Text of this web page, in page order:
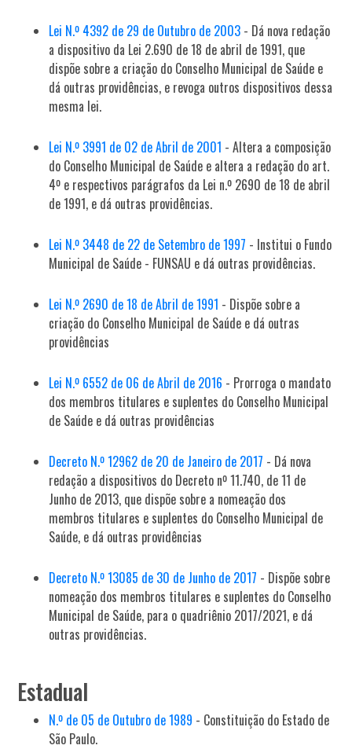
Lei N.º 4392 de 29 de Outubro de 2003 - Dá nova redação
a dispositivo da Lei 2.690 de 18 de abril de 1991, que
dispõe sobre a criação do Conselho Municipal de Saúde e
dá outras providências, e revoga outros dispositivos dessa
mesma lei.
Lei N.º 3991 de 02 de Abril de 2001 - Altera a composição
do Conselho Municipal de Saúde e altera a redação do art.
4º e respectivos parágrafos da Lei n.º 2690 de 18 de abril
de 1991, e dá outras providências.
Lei N.º 3448 de 22 de Setembro de 1997 - Institui o Fundo
Municipal de Saúde - FUNSAU e dá outras providências.
Lei N.º 2690 de 18 de Abril de 1991 - Dispõe sobre a
criação do Conselho Municipal de Saúde e dá outras
providências
Lei N.º 6552 de 06 de Abril de 2016 - Prorroga o mandato
dos membros titulares e suplentes do Conselho Municipal
de Saúde e dá outras providências
Decreto N.º 12962 de 20 de Janeiro de 2017 - Dá nova
redação a dispositivos do Decreto nº 11.740, de 11 de
Junho de 2013, que dispõe sobre a nomeação dos
membros titulares e suplentes do Conselho Municipal de
Saúde, e dá outras providências
Decreto N.º 13085 de 30 de Junho de 2017 - Dispõe sobre
nomeação dos membros titulares e suplentes do Conselho
Municipal de Saúde, para o quadriênio 2017/2021, e dá
outras providências.
Estadual
N.º de 05 de Outubro de 1989 - Constituição do Estado de
São Paulo.